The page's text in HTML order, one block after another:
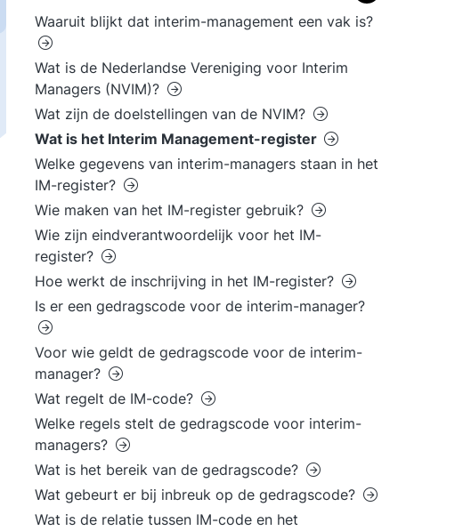
Waaruit blijkt dat interim-management een vak is?
Wat is de Nederlandse Vereniging voor Interim
Managers (NVIM)?
Wat zijn de doelstellingen van de NVIM?
Wat is het Interim Management-register
Welke gegevens van interim-managers staan in het
IM-register?
Wie maken van het IM-register gebruik?
Wie zijn eindverantwoordelijk voor het IM-
register?
Hoe werkt de inschrijving in het IM-register?
Is er een gedragscode voor de interim-manager?
Voor wie geldt de gedragscode voor de interim-
manager?
Wat regelt de IM-code?
Welke regels stelt de gedragscode voor interim-
managers?
Wat is het bereik van de gedragscode?
Wat gebeurt er bij inbreuk op de gedragscode?
Wat is de relatie tussen IM-code en het